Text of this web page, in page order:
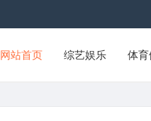
网站首页 综艺娱乐 体